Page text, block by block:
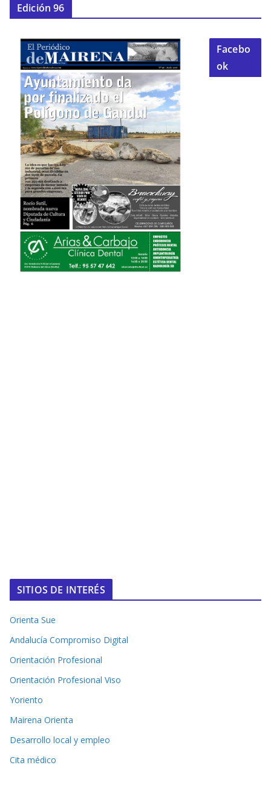
Edición 96
Facebo
ok
SITIOS DE INTERÉS
Orienta Sue
Andalucía Compromiso Digital
Orientación Profesional
Orientación Profesional Viso
Yoriento
Mairena Orienta
Desarrollo local y empleo
Cita médico